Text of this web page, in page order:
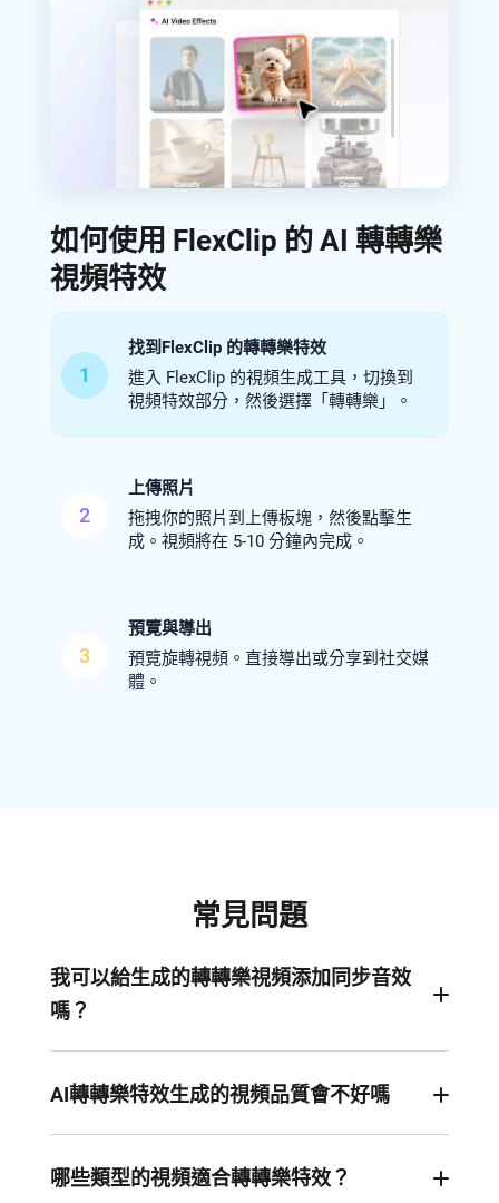
如何使用 FlexClip 的 AI 轉轉樂
視頻特效
1
找到FlexClip 的轉轉樂特效
進入 FlexClip 的視頻生成工具，切換到
視頻特效部分，然後選擇「轉轉樂」。
2
上傳照片
拖拽你的照片到上傳板塊，然後點擊生
成。視頻將在 5-10 分鐘內完成。
3
預覽與導出
預覽旋轉視頻。直接導出或分享到社交媒
體。
常見問題
我可以給生成的轉轉樂視頻添加同步音效
嗎？
傳視頻和音效。然後鎖定視頻中的特定時間點，並
AI轉轉樂特效生成的視頻品質會不好嗎
高清圖像，就始終可以導出 1080P 的轉轉樂視頻。
哪些類型的視頻適合轉轉樂特效？